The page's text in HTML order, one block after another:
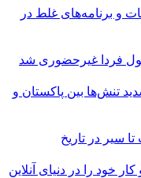
و برنامه‌های غلط در
فردا غیرحضوری شد
تنش‌ها بین پاکستان و
سیر در تاریخ
خود را در دنیای آنلاین